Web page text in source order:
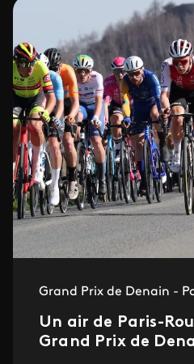
Grand Prix de Denain -
Un air de Paris-
Grand Prix de